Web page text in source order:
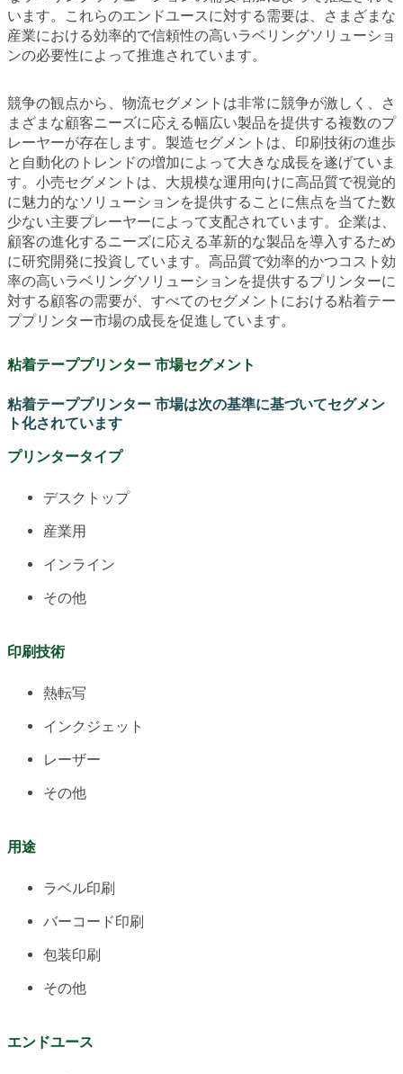
います。これらのエンドユースに対する需要は、さまざまな
産業における効率的で信頼性の高いラベリングソリューショ
ンの必要性によって推進されています。
競争の観点から、物流セグメントは非常に競争が激しく、さ
まざまな顧客ニーズに応える幅広い製品を提供する複数のプ
レーヤーが存在します。製造セグメントは、印刷技術の進歩
と自動化のトレンドの増加によって大きな成長を遂げていま
す。小売セグメントは、大規模な運用向けに高品質で視覚的
に魅力的なソリューションを提供することに焦点を当てた数
少ない主要プレーヤーによって支配されています。企業は、
顧客の進化するニーズに応える革新的な製品を導入するため
に研究開発に投資しています。高品質で効率的かつコスト効
率の高いラベリングソリューションを提供するプリンターに
対する顧客の需要が、すべてのセグメントにおける粘着テー
ププリンター市場の成長を促進しています。
粘着テーププリンター 市場セグメント
粘着テーププリンター 市場は次の基準に基づいてセグメン
ト化されています
プリンタータイプ
デスクトップ
産業用
インライン
その他
印刷技術
熱転写
インクジェット
レーザー
その他
用途
ラベル印刷
バーコード印刷
包装印刷
その他
エンドユース